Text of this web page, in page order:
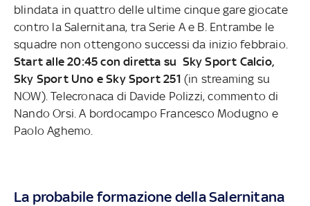
blindata in quattro delle ultime cinque gare giocate
contro la Salernitana, tra Serie A e B. Entrambe le
squadre non ottengono successi da inizio febbraio.
Start alle 20:45 con diretta su Sky Sport Calcio,
Sky Sport Uno e Sky Sport 251 (in streaming su
NOW). Telecronaca di Davide Polizzi, commento di
Nando Orsi. A bordocampo Francesco Modugno e
Paolo Aghemo.
La probabile formazione della Salernitana